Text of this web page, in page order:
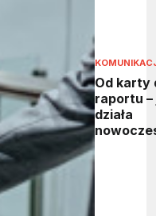
Od karty
raportu –
działa